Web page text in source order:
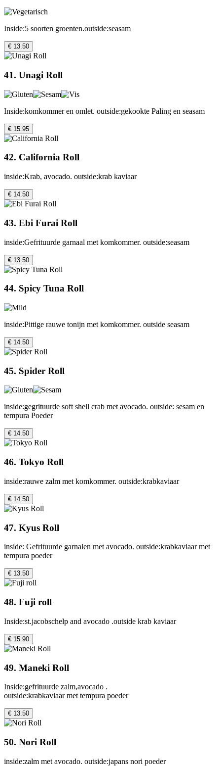
Inside:5 soorten groenten.outside:seasam
€ 13.50
41. Unagi Roll
Inside:komkommer en omlet. outside:gekookte Paling en seasam
€ 15.95
42. California Roll
inside:Krab, avocado. outside:krab kaviaar
€ 14.50
43. Ebi Furai Roll
inside:Gefrituurde garnaal met komkommer. outside:seasam
€ 13.50
44. Spicy Tuna Roll
inside:Pittige rauwe tonijn met komkommer. outside seasam
€ 14.50
45. Spider Roll
inside:gegrituurde soft shell crab met avocado. outside: sesam en
tempura Poeder
€ 14.50
46. Tokyo Roll
inside:rauwe zalm met komkommer. outside:krabkaviaar
€ 14.50
47. Kyus Roll
inside: Gefrituurde garnalen met avocado. outside:krabkaviaar met
tempura poeder
€ 13.50
48. Fuji roll
Inside:st.jacobschelp and avocado .outside krab kaviaar
€ 15.90
49. Maneki Roll
Inside:gefrituurde zalm,avocado .
outside:krabkaviaar met tempura poeder
€ 13.50
50. Nori Roll
inside:zalm met avocado. outside:japans nori poeder